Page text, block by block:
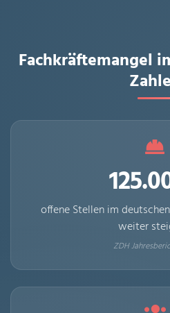
Fachkräftemangel
offene Stellen im
weiter
ZDH